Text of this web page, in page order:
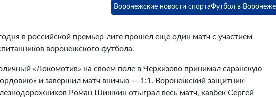
Воронежские новости спортаФутбол в Воронеже
в российской премьер-лиге прошел еще один матч с участием
воронежского футбола.
«Локомотив» на своем поле в Черкизово принимал саранскую
и завершил матч вничью — 1:1. Воронежский защитник
Роман Шишкин отыграл весь матч, хавбек Сергей